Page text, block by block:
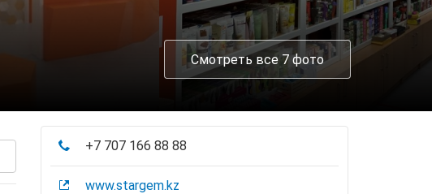
Смотреть все 7 фото
+7 707 166 88 88
www.stargem.kz